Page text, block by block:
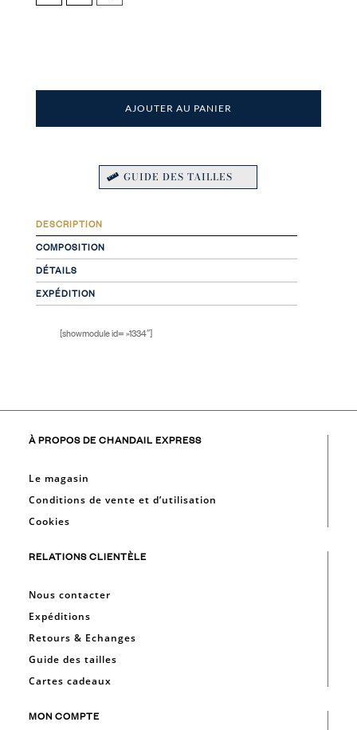
AJOUTER AU PANIER
GUIDE DES TAILLES
DESCRIPTION
COMPOSITION
DÉTAILS
EXPÉDITION
[showmodule id= »1334″]
À PROPOS DE CHANDAIL EXPRESS
Le magasin
Conditions de vente et d’utilisation
Cookies
RELATIONS CLIENTÈLE
Nous contacter
Expéditions
Retours & Echanges
Guide des tailles
Cartes cadeaux
MON COMPTE